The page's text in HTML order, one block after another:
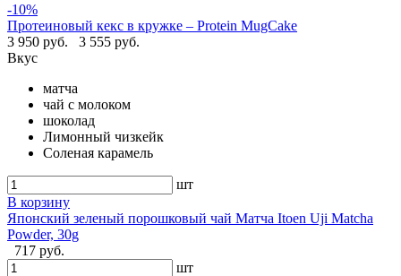
-10%
Протеиновый кекс в кружке – Protein MugCake
3 950 руб.
3 555 руб.
Вкус
матча
чай с молоком
шоколад
Лимонный чизкейк
Соленая карамель
шт
В корзину
Японский зеленый порошковый чай Матча Itoen Uji Matcha
Powder, 30g
717 руб.
шт